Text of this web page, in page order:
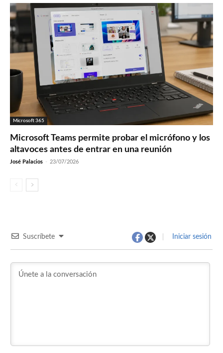
Microsoft 365
Microsoft Teams permite probar el micrófono y los
altavoces antes de entrar en una reunión
José Palacios - 23/07/2026
Suscríbete Iniciar sesión